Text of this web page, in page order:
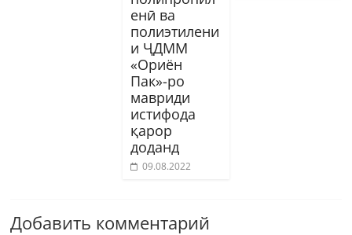
енӣ ва
полиэтилени
и ҶДММ
«Ориён
Пак»-ро
мавриди
истифода
қарор
доданд
09.08.2022
Добавить комментарий